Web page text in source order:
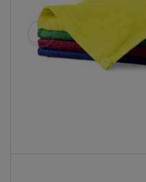
Eelmised